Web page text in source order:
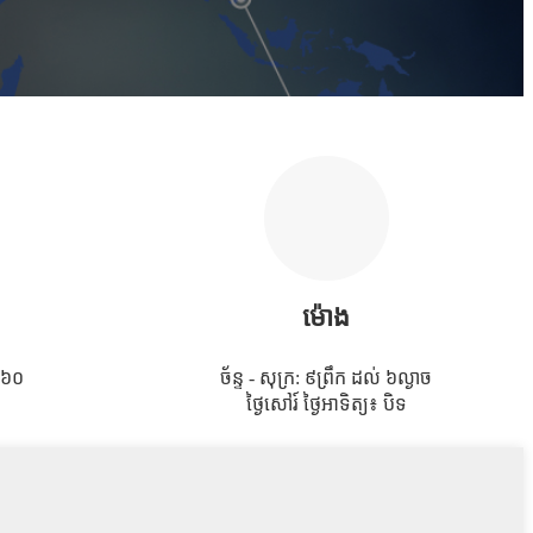
០
ម៉ោង
ច័ន្ទ - សុក្រ: ៩ព្រឹក ដល់ ៦ល្ងាច
ថ្ងៃសៅរ៍ ថ្ងៃអាទិត្យ៖ បិទ